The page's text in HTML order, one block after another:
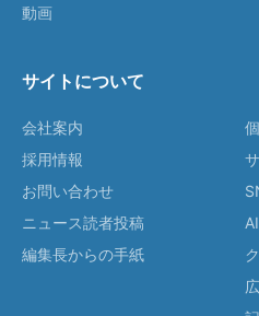
動画
サイトについて
会社案内
採用情報
お問い合わせ
ニュース読者投稿
編集長からの手紙